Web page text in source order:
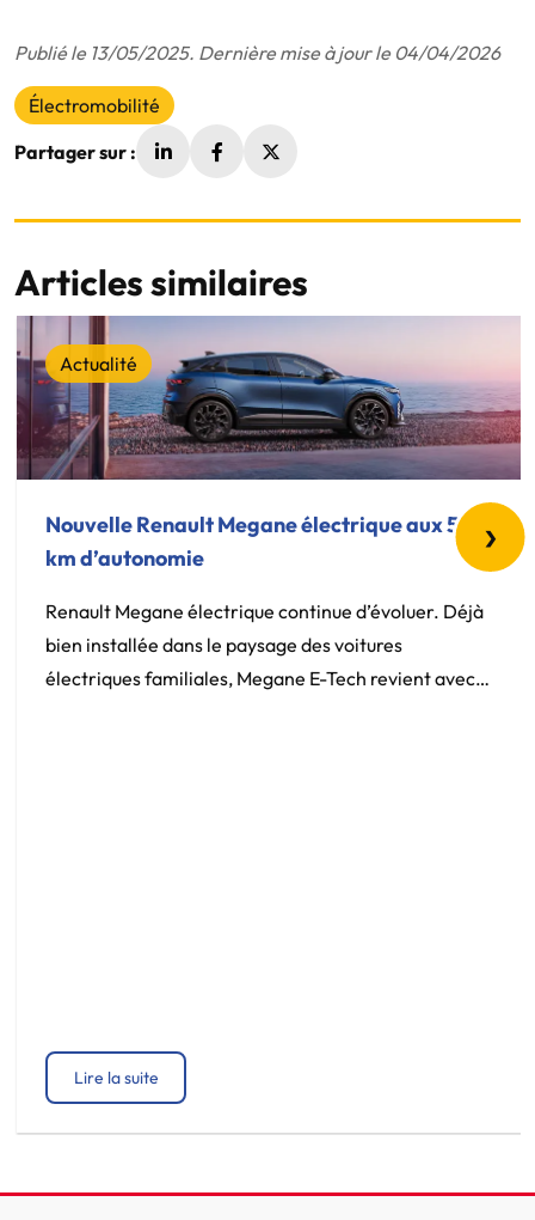
Publié le 13/05/2025. Dernière mise à jour le 04/04/2026
Électromobilité
Partager sur :
Articles similaires
Actualité
Nouvelle Renault Megane électrique aux 500
km d’autonomie
Renault Megane électrique continue d’évoluer. Déjà
bien installée dans le paysage des voitures
électriques familiales, Megane E-Tech revient avec
Lire la suite
›